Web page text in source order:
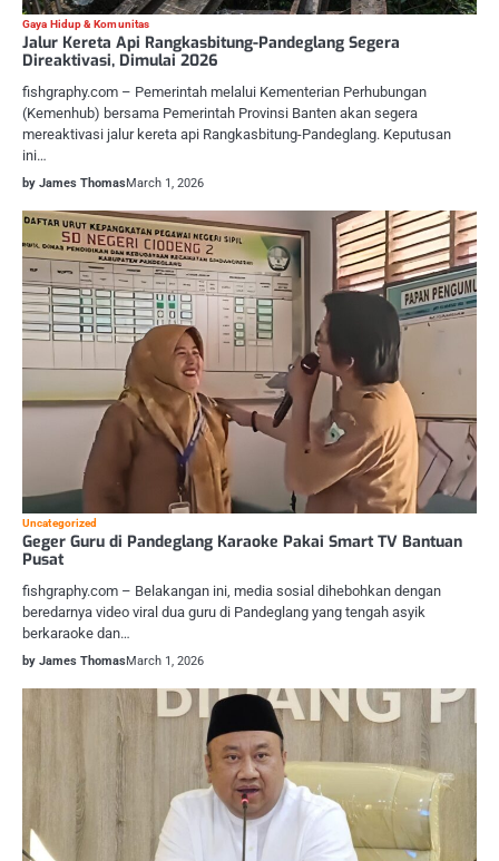
Gaya Hidup & Komunitas
Jalur Kereta Api Rangkasbitung-Pandeglang Segera
Direaktivasi, Dimulai 2026
fishgraphy.com – Pemerintah melalui Kementerian Perhubungan
(Kemenhub) bersama Pemerintah Provinsi Banten akan segera
mereaktivasi jalur kereta api Rangkasbitung-Pandeglang. Keputusan
ini…
by James ThomasMarch 1, 2026
Uncategorized
Geger Guru di Pandeglang Karaoke Pakai Smart TV Bantuan
Pusat
fishgraphy.com – Belakangan ini, media sosial dihebohkan dengan
beredarnya video viral dua guru di Pandeglang yang tengah asyik
berkaraoke dan…
by James ThomasMarch 1, 2026